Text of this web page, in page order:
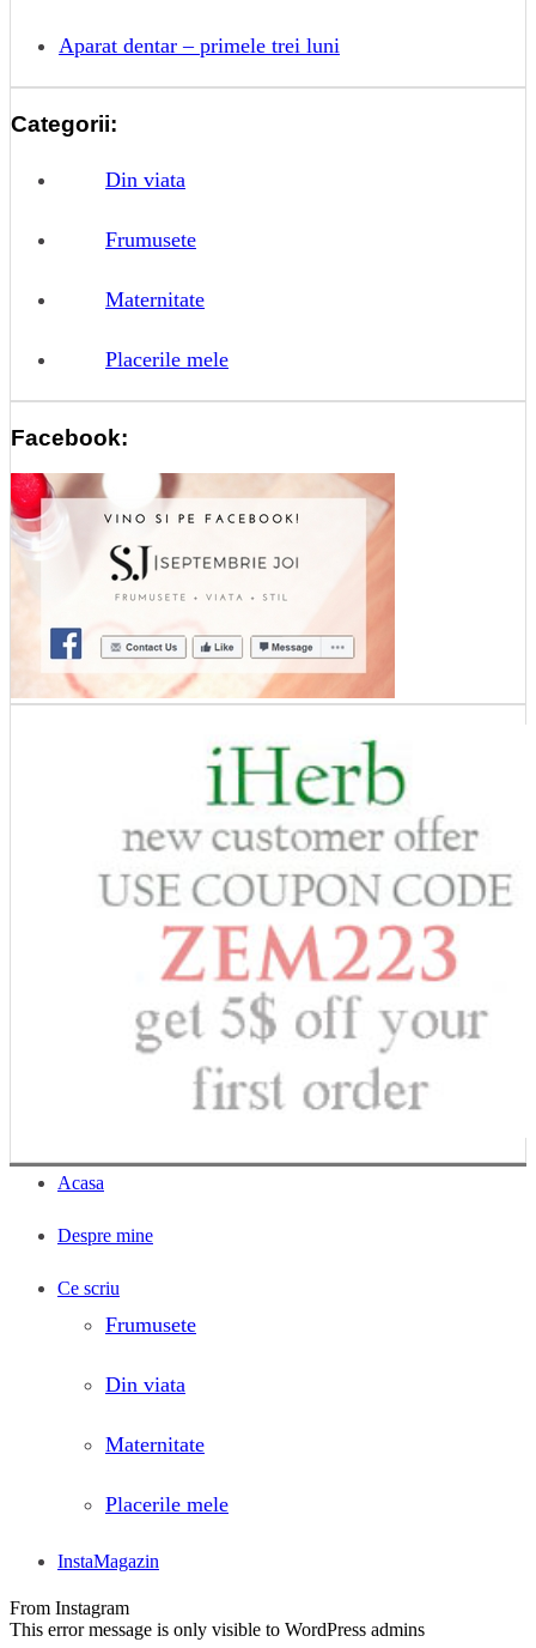
Aparat dentar – primele trei luni
Categorii:
Din viata
Frumusete
Maternitate
Placerile mele
Facebook:
Acasa
Despre mine
Ce scriu
Frumusete
Din viata
Maternitate
Placerile mele
InstaMagazin
From Instagram
This error message is only visible to WordPress admins